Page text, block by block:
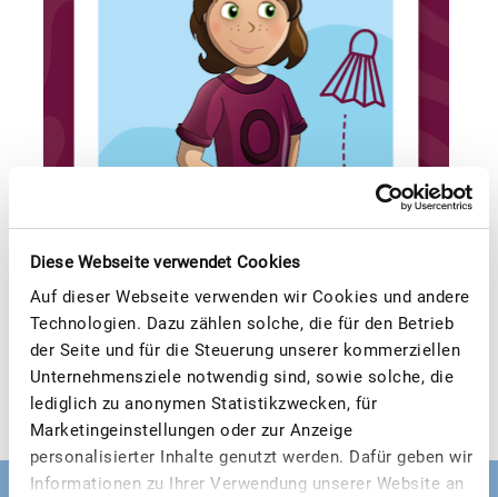
Diese Webseite verwendet Cookies
Auf dieser Webseite verwenden wir Cookies und andere
Technologien. Dazu zählen solche, die für den Betrieb
der Seite und für die Steuerung unserer kommerziellen
Unternehmensziele notwendig sind, sowie solche, die
lediglich zu anonymen Statistikzwecken, für
Marketingeinstellungen oder zur Anzeige
personalisierter Inhalte genutzt werden. Dafür geben wir
Informationen zu Ihrer Verwendung unserer Website an